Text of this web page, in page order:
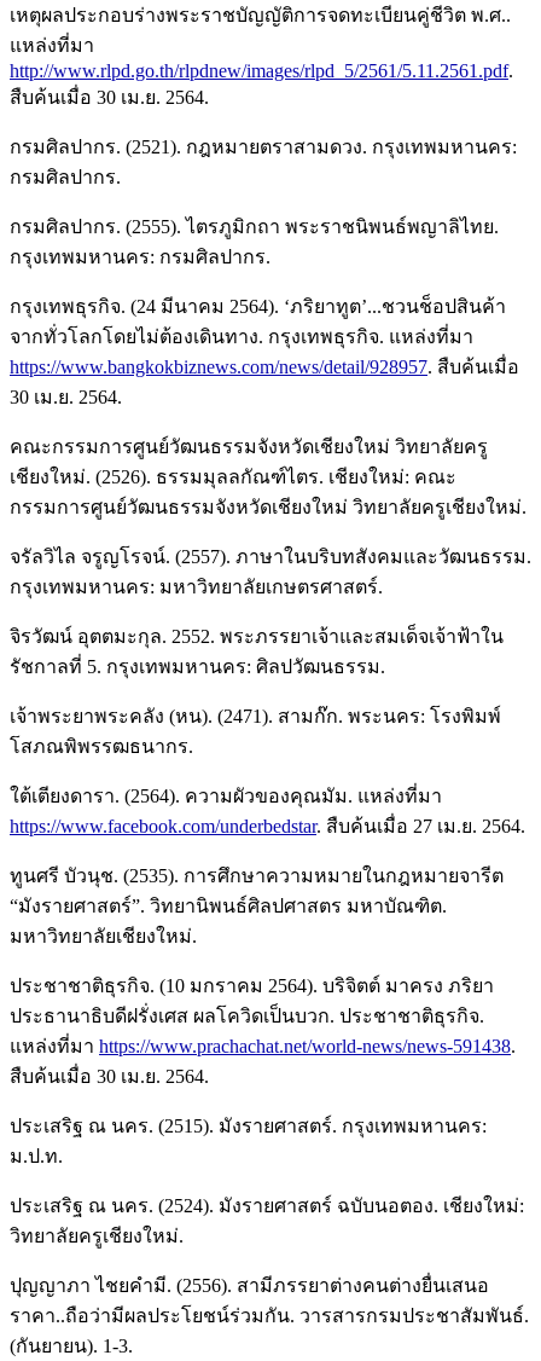
เหตุผลประกอบร่างพระราชบัญญัติการจดทะเบียนคู่ชีวิต พ.ศ..
แหล่งที่มา
http://www.rlpd.go.th/rlpdnew/images/rlpd_5/2561/5.11.2561.pdf.
สืบค้นเมื่อ 30 เม.ย. 2564.
กรมศิลปากร. (2521). กฎหมายตราสามดวง. กรุงเทพมหานคร:
กรมศิลปากร.
กรมศิลปากร. (2555). ไตรภูมิกถา พระราชนิพนธ์พญาลิไทย.
กรุงเทพมหานคร: กรมศิลปากร.
กรุงเทพธุรกิจ. (24 มีนาคม 2564). ‘ภริยาทูต’...ชวนช็อปสินค้า
จากทั่วโลกโดยไม่ต้องเดินทาง. กรุงเทพธุรกิจ. แหล่งที่มา
https://www.bangkokbiznews.com/news/detail/928957. สืบค้นเมื่อ
30 เม.ย. 2564.
คณะกรรมการศูนย์วัฒนธรรมจังหวัดเชียงใหม่ วิทยาลัยครู
เชียงใหม่. (2526). ธรรมมุลลกัณฑ์ไตร. เชียงใหม่: คณะ
กรรมการศูนย์วัฒนธรรมจังหวัดเชียงใหม่ วิทยาลัยครูเชียงใหม่.
จรัลวิไล จรูญโรจน์. (2557). ภาษาในบริบทสังคมและวัฒนธรรม.
กรุงเทพมหานคร: มหาวิทยาลัยเกษตรศาสตร์.
จิรวัฒน์ อุตตมะกุล. 2552. พระภรรยาเจ้าและสมเด็จเจ้าฟ้าใน
รัชกาลที่ 5. กรุงเทพมหานคร: ศิลปวัฒนธรรม.
เจ้าพระยาพระคลัง (หน). (2471). สามก๊ก. พระนคร: โรงพิมพ์
โสภณพิพรรฒธนากร.
ใต้เตียงดารา. (2564). ความผัวของคุณมัม. แหล่งที่มา
https://www.facebook.com/underbedstar. สืบค้นเมื่อ 27 เม.ย. 2564.
ทูนศรี บัวนุช. (2535). การศึกษาความหมายในกฎหมายจารีต
“มังรายศาสตร์”. วิทยานิพนธ์ศิลปศาสตร มหาบัณฑิต.
มหาวิทยาลัยเชียงใหม่.
ประชาชาติธุรกิจ. (10 มกราคม 2564). บริจิตต์ มาครง ภริยา
ประธานาธิบดีฝรั่งเศส ผลโควิดเป็นบวก. ประชาชาติธุรกิจ.
แหล่งที่มา https://www.prachachat.net/world-news/news-591438.
สืบค้นเมื่อ 30 เม.ย. 2564.
ประเสริฐ ณ นคร. (2515). มังรายศาสตร์. กรุงเทพมหานคร:
ม.ป.ท.
ประเสริฐ ณ นคร. (2524). มังรายศาสตร์ ฉบับนอตอง. เชียงใหม่:
วิทยาลัยครูเชียงใหม่.
ปุญญาภา ไชยคำมี. (2556). สามีภรรยาต่างคนต่างยื่นเสนอ
ราคา..ถือว่ามีผลประโยชน์ร่วมกัน. วารสารกรมประชาสัมพันธ์.
(กันยายน). 1-3.